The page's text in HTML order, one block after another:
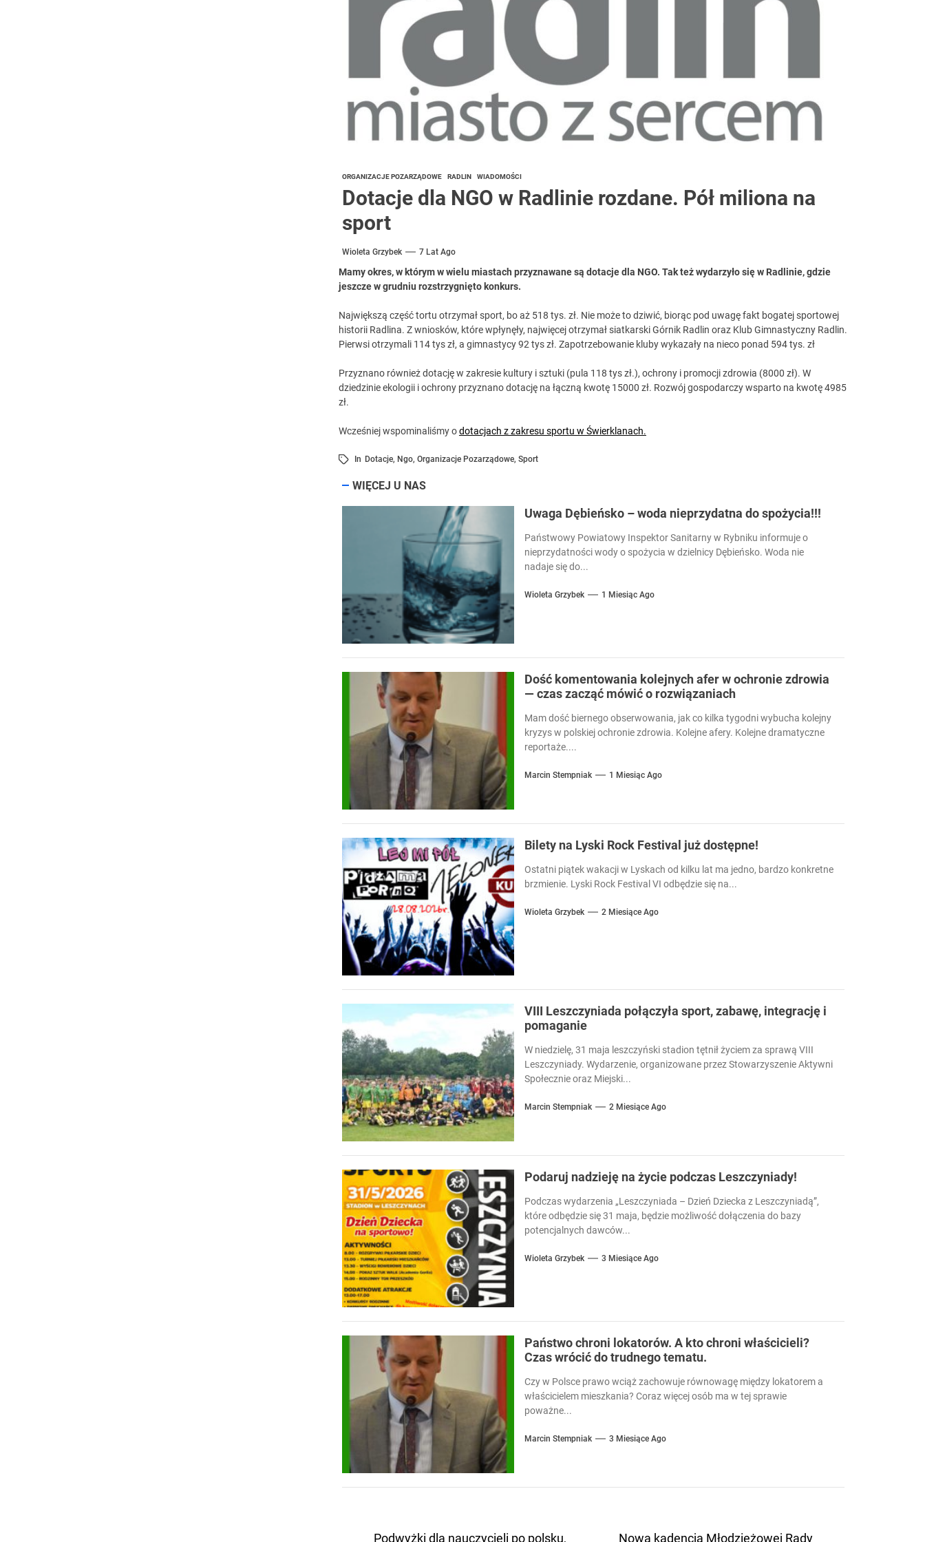
ORGANIZACJE POZARZĄDOWE RADLIN WIADOMOŚCI
Dotacje dla NGO w Radlinie rozdane. Pół miliona na
sport
Wioleta Grzybek 7 Lat Ago
Mamy okres, w którym w wielu miastach przyznawane są dotacje dla NGO. Tak też wydarzyło się w Radlinie, gdzie
jeszcze w grudniu rozstrzygnięto konkurs.
Największą część tortu otrzymał sport, bo aż 518 tys. zł. Nie może to dziwić, biorąc pod uwagę fakt bogatej sportowej
historii Radlina. Z wniosków, które wpłynęły, najwięcej otrzymał siatkarski Górnik Radlin oraz Klub Gimnastyczny Radlin.
Pierwsi otrzymali 114 tys zł, a gimnastycy 92 tys zł. Zapotrzebowanie kluby wykazały na nieco ponad 594 tys. zł
Przyznano również dotację w zakresie kultury i sztuki (pula 118 tys zł.), ochrony i promocji zdrowia (8000 zł). W
dziedzinie ekologii i ochrony przyznano dotację na łączną kwotę 15000 zł. Rozwój gospodarczy wsparto na kwotę 4985
zł.
Wcześniej wspominaliśmy odotacjach z zakresu sportu w Świerklanach.
In Dotacje, Ngo, Organizacje Pozarządowe, Sport
WIĘCEJ U NAS
Uwaga Dębieńsko – woda nieprzydatna do spożycia!!!
Państwowy Powiatowy Inspektor Sanitarny w Rybniku informuje o
nieprzydatności wody o spożycia w dzielnicy Dębieńsko. Woda nie
nadaje się do...
Wioleta Grzybek 1 Miesiąc Ago
Dość komentowania kolejnych afer w ochronie zdrowia
— czas zacząć mówić o rozwiązaniach
Mam dość biernego obserwowania, jak co kilka tygodni wybucha kolejny
kryzys w polskiej ochronie zdrowia. Kolejne afery. Kolejne dramatyczne
reportaże....
Marcin Stempniak 1 Miesiąc Ago
Bilety na Lyski Rock Festival już dostępne!
Ostatni piątek wakacji w Lyskach od kilku lat ma jedno, bardzo konkretne
brzmienie. Lyski Rock Festival VI odbędzie się na...
Wioleta Grzybek 2 Miesiące Ago
VIII Leszczyniada połączyła sport, zabawę, integrację i
pomaganie
W niedzielę, 31 maja leszczyński stadion tętnił życiem za sprawą VIII
Leszczyniady. Wydarzenie, organizowane przez Stowarzyszenie Aktywni
Społecznie oraz Miejski...
Marcin Stempniak 2 Miesiące Ago
Podaruj nadzieję na życie podczas Leszczyniady!
Podczas wydarzenia „Leszczyniada – Dzień Dziecka z Leszczyniadą”,
które odbędzie się 31 maja, będzie możliwość dołączenia do bazy
potencjalnych dawców...
Wioleta Grzybek 3 Miesiące Ago
Państwo chroni lokatorów. A kto chroni właścicieli?
Czas wrócić do trudnego tematu.
Czy w Polsce prawo wciąż zachowuje równowagę między lokatorem a
właścicielem mieszkania? Coraz więcej osób ma w tej sprawie
poważne...
Marcin Stempniak 3 Miesiące Ago
Podwyżki dla nauczycieli po polsku, Nowa kadencja Młodzieżowej Rady